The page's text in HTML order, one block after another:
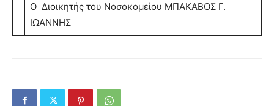
Ο Διοικητής του Νοσοκομείου ΜΠΑΚΑΒΟΣ Γ.
ΙΩΑΝΝΗΣ